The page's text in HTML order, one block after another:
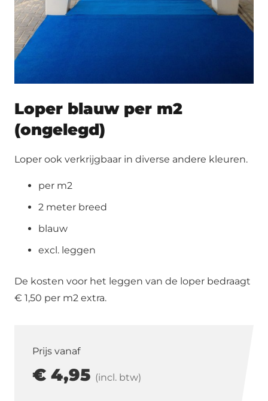
Loper blauw per m2
(ongelegd)
Loper ook verkrijgbaar in diverse andere kleuren.
per m2
2 meter breed
blauw
excl. leggen
De kosten voor het leggen van de loper bedraagt
€ 1,50 per m2 extra.
Prijs vanaf
€ 4,95 (incl. btw)